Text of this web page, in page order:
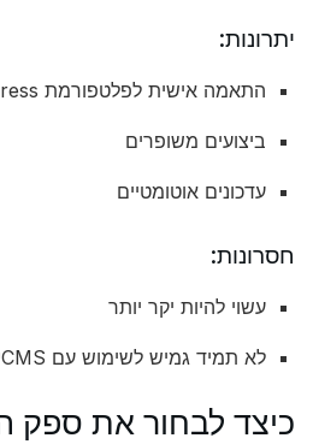
יתרונות:
התאמה אישית לפלטפורמת WordPress
ביצועים משופרים
עדכונים אוטומטיים
חסרונות:
עשוי להיות יקר יותר
לא תמיד גמיש לשימוש עם CMSים אחרים
כיצד לבחור את ספק